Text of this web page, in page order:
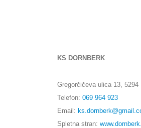
KS DORNBERK
Gregorčičeva ulica 13, 5294
Telefon: 069 964 923
Email:
Spletna stran: